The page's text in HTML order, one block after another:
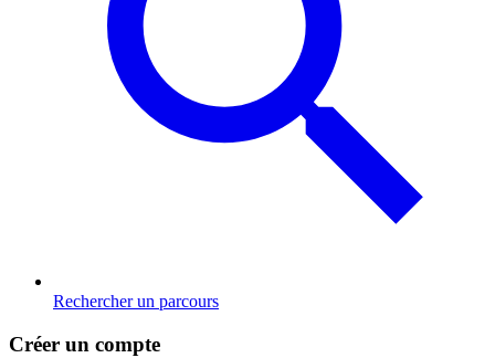
Rechercher un parcours
Créer un compte